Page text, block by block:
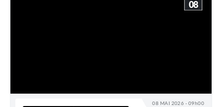
08 MAI 2026 - 09h00
08